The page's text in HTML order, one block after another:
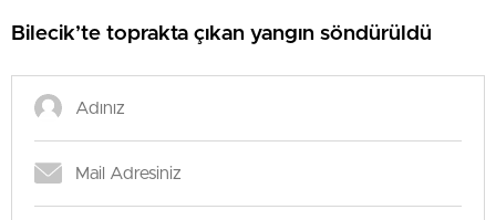
Bilecik’te toprakta çıkan yangın söndürüldü